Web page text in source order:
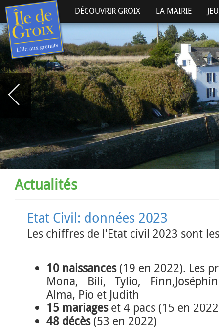
DÉCOUVRIR GROIX LA MAIRIE
Actualités
Etat Civil: données 2023
Les chiffres de l'Etat civil 2023 sont
10 naissances(19 en 2022). Les
Mona, Bili, Tylio,
Alma, Pio et Judith
15 mariageset 4 pacs (15 en
48 décès(53 en 2022)